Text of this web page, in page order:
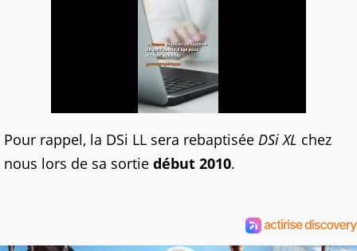
Pour rappel, la DSi LL sera rebaptisée DSi XL chez
nous lors de sa sortie début 2010.